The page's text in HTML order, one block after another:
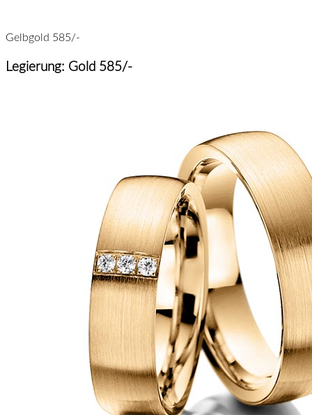
Gelbgold 585/-
Legierung: Gold 585/-